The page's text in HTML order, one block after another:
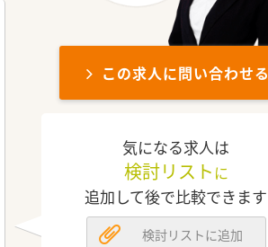
この求人に問い合わせる
気になる求人は
検討リスト に
追加して後で比較できます
検討リストに追加